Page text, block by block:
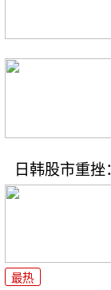
日韩股市重
最热